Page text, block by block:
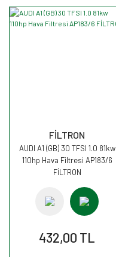
FİLTRON
AUDI A1 (GB) 30 TFSI 1.0 81kw
110hp Hava Filtresi AP183/6
FİLTRON
432,00 TL